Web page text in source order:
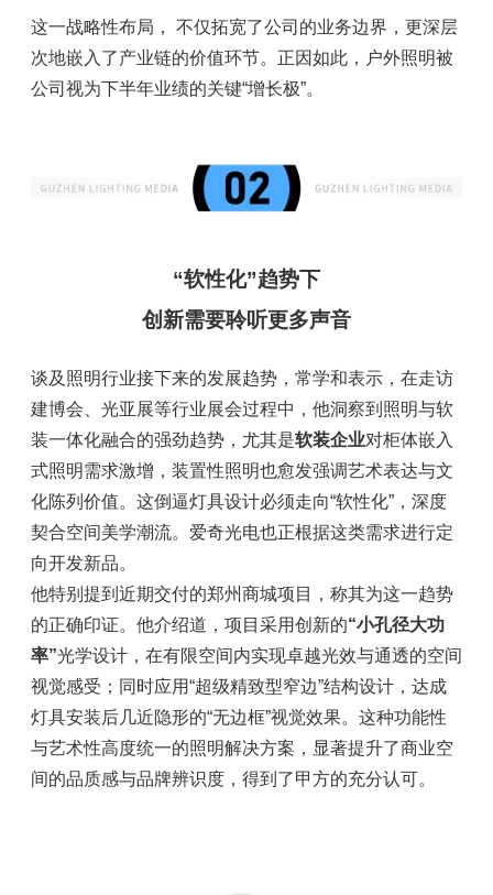
这一战略性布局， 不仅拓宽了公司的业务边界，更深层
次地嵌入了产业链的价值环节。正因如此，户外照明被
公司视为下半年业绩的关键“增长极”。
“软性化”趋势下
创新需要聆听更多声音
谈及照明行业接下来的发展趋势，常学和表示，在走访
建博会、光亚展等行业展会过程中，他洞察到照明与软
装一体化融合的强劲趋势，尤其是软装企业对柜体嵌入
式照明需求激增，装置性照明也愈发强调艺术表达与文
化陈列价值。这倒逼灯具设计必须走向“软性化”，深度
契合空间美学潮流。爱奇光电也正根据这类需求进行定
向开发新品。
他特别提到近期交付的郑州商城项目，称其为这一趋势
的正确印证。他介绍道，项目采用创新的“小孔径大功
率”光学设计，在有限空间内实现卓越光效与通透的空间
视觉感受；同时应用“超级精致型窄边”结构设计，达成
灯具安装后几近隐形的“无边框”视觉效果。这种功能性
与艺术性高度统一的照明解决方案，显著提升了商业空
间的品质感与品牌辨识度，得到了甲方的充分认可。